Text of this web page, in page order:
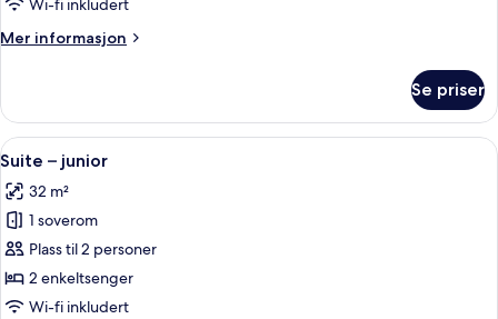
Mer informasjon
Mer
–
classic
Se priser
Åpne
alle
bildene
av
Suite
–
junior
6
Suite – junior
32 m²
1 soverom
Plass til 2 personer
2 enkeltsenger
Wi-fi inkludert